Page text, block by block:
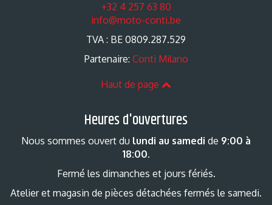
+32 4 257 63 80
info@moto-conti.be
TVA : BE 0809.287.529
Partenaire: Conti Milano
Haut de page
Heures d'ouvertures
Nous sommes ouvert du lundi au samedi de 9:00 à
18:00.
Fermé les dimanches et jours fériés.
Atelier et magasin de pièces détachées fermés le samedi.